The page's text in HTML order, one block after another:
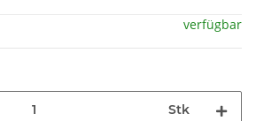
verfügbar
Stk